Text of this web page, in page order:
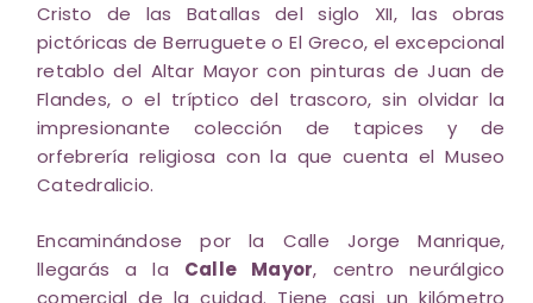
Cristo de las Batallas del siglo XII, las obras
pictóricas de Berruguete o El Greco, el excepcional
retablo del Altar Mayor con pinturas de Juan de
Flandes, o el tríptico del trascoro, sin olvidar la
impresionante colección de tapices y de
orfebrería religiosa con la que cuenta el Museo
Catedralicio.
Encaminándose por la Calle Jorge Manrique,
llegarás a la Calle Mayor, centro neurálgico
comercial de la cuidad. Tiene casi un kilómetro